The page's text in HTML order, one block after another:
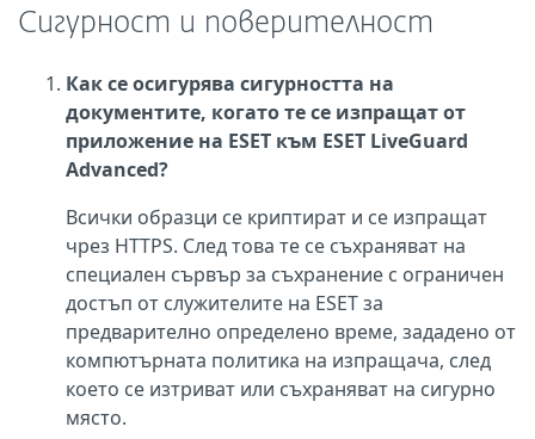
Сигурност и поверителност
Как се осигурява сигурността на
документите, когато те се изпращат от
приложение на ESET към ESET LiveGuard
Advanced?
Всички образци се криптират и се изпращат
чрез HTTPS. След това те се съхраняват на
специален сървър за съхранение с ограничен
достъп от служителите на ESET за
предварително определено време, зададено от
компютърната политика на изпращача, след
което се изтриват или съхраняват на сигурно
място.